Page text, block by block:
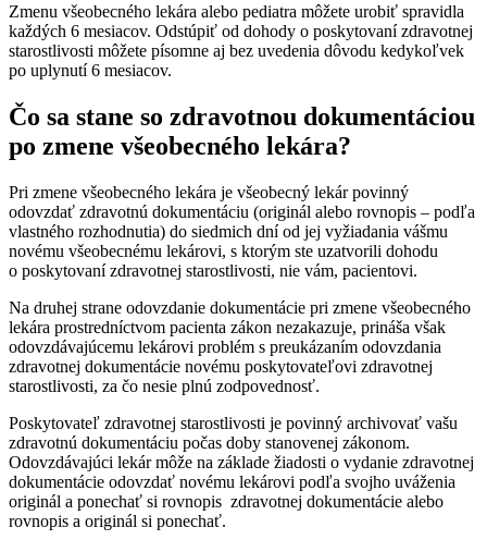
Zmenu všeobecného lekára alebo pediatra môžete urobiť spravidla
každých 6 mesiacov. Odstúpiť od dohody o poskytovaní zdravotnej
starostlivosti môžete písomne aj bez uvedenia dôvodu kedykoľvek
po uplynutí 6 mesiacov.
Čo sa stane so zdravotnou dokumentáciou
po zmene všeobecného lekára?
Pri zmene všeobecného lekára je všeobecný lekár povinný
odovzdať zdravotnú dokumentáciu (originál alebo rovnopis – podľa
vlastného rozhodnutia) do siedmich dní od jej vyžiadania vášmu
novému všeobecnému lekárovi, s ktorým ste uzatvorili dohodu
o poskytovaní zdravotnej starostlivosti, nie vám, pacientovi.
Na druhej strane odovzdanie dokumentácie pri zmene všeobecného
lekára prostredníctvom pacienta zákon nezakazuje, prináša však
odovzdávajúcemu lekárovi problém s preukázaním odovzdania
zdravotnej dokumentácie novému poskytovateľovi zdravotnej
starostlivosti, za čo nesie plnú zodpovednosť.
Poskytovateľ zdravotnej starostlivosti je povinný archivovať vašu
zdravotnú dokumentáciu počas doby stanovenej zákonom.
Odovzdávajúci lekár môže na základe žiadosti o vydanie zdravotnej
dokumentácie odovzdať novému lekárovi podľa svojho uváženia
originál a ponechať si rovnopis zdravotnej dokumentácie alebo
rovnopis a originál si ponechať.